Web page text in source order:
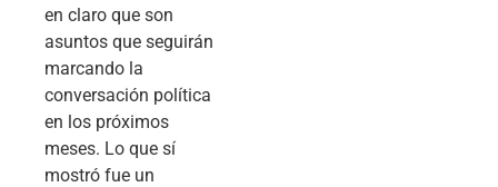
en claro que son
asuntos que seguirán
marcando la
conversación política
en los próximos
meses. Lo que sí
mostró fue un